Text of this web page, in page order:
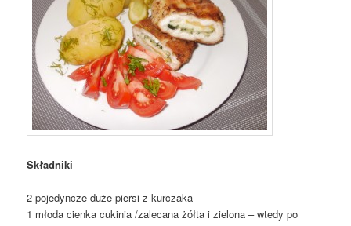
Składniki
2 pojedyncze duże piersi z kurczaka
1 młoda cienka cukinia /zalecana żółta i zielona – wtedy po